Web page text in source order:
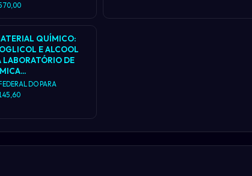
QUÍMICO:
E ALCOOL
LABORATÓRIO DE
DO PARA